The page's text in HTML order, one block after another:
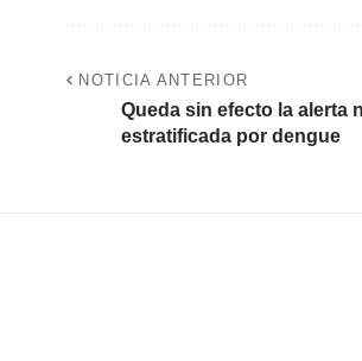
NOTICIA ANTERIOR
Queda sin efecto la alerta
estratificada por dengue